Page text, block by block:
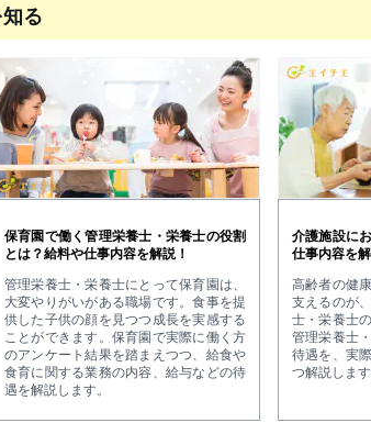
る
保育園で働く管理栄養士・栄養士の役割
とは？給料や仕事内容を解説！
管理栄養士・栄養士にとって保育園は、
大変やりがいがある職場です。食事を提
供した子供の顔を見つつ成長を実感する
ことができます。保育園で実際に働く方
のアンケート結果を踏まえつつ、給食や
食育に関する業務の内容、給与などの待
遇を解説します。
介護施設に
仕事内容を
高齢者の健
支えるのが
士・栄養士
管理栄養士
待遇を、実
つ解説しま